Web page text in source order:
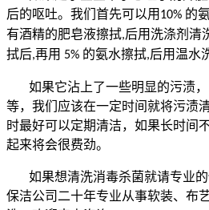
后的呕吐。我们首先可以用 10% 的
有酒精的肥皂液擦拭,后用洗涤剂清
拭后,再用 5% 的氨水擦拭,后用温水
如果它沾上了一些明显的污渍
等，我们应该在一定时间就将污渍
时最好可以定期清洁，如果长时间
起来将会很费劲。
如果想清洗消毒杀菌就请专业
保洁公司二十年专业从事软装、布